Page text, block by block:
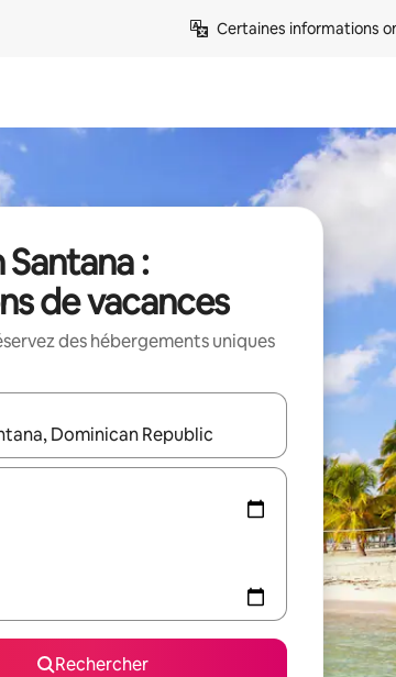
Certaines informations
Santana :
de vacances
des hébergements uniques
s'affichent, utilisez les flèches vers le haut et
Rechercher